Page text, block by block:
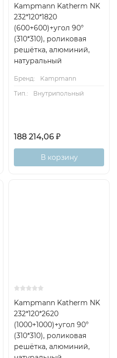
Kampmann Katherm NK
232*120*1820
(600+600)+угол 90°
(310*310), роликовая
решётка, алюминий,
натуральный
Бренд:
Kampmann
Тип.:
Внутрипольный
188 214,06 ₽
В корзину
Kampmann Katherm NK
232*120*2620
(1000+1000)+угол 90°
(310*310), роликовая
решётка, алюминий,